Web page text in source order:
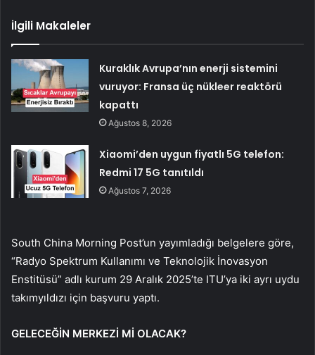
İlgili Makaleler
Kuraklık Avrupa’nın enerji sistemini
vuruyor: Fransa üç nükleer reaktörü
kapattı
Ağustos 8, 2026
Xiaomi’den uygun fiyatlı 5G telefon:
Redmi 17 5G tanıtıldı
Ağustos 7, 2026
South China Morning Post’un yayımladığı belgelere göre,
“Radyo Spektrum Kullanımı ve Teknolojik İnovasyon
Enstitüsü” adlı kurum 29 Aralık 2025’te ITU’ya iki ayrı uydu
takımyıldızı için başvuru yaptı.
GELECEĞİN MERKEZİ Mİ OLACAK?